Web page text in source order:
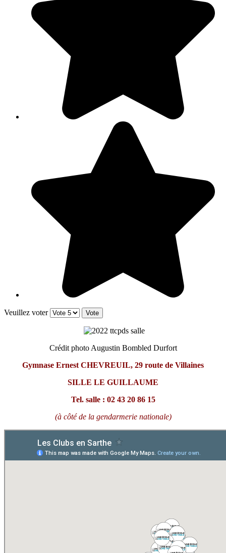
Veuillez voter
Crédit photo Augustin Bombled Durfort
Gymnase Ernest CHEVREUIL, 29 route de Villaines
SILLE LE GUILLAUME
Tel. salle : 02 43 20 86 15
(à côté de la gendarmerie nationale)